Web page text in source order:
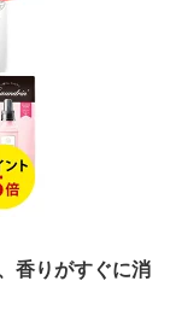
香りがすぐに消